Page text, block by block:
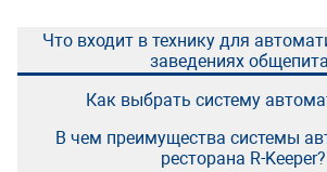
Что входит в технику для
заведениях
Как выбрать систему
В чем преимущества системы
ресторана R-Keeper?